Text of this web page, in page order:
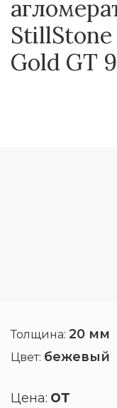
StillStone
Gold GT
Толщина: 20 мм
Цвет: бежевый
Цена: от